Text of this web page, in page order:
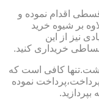
اقدام نموده و
بر شیوه خرید
نیز از این
خریداری کنید.
کافی است که
نموده